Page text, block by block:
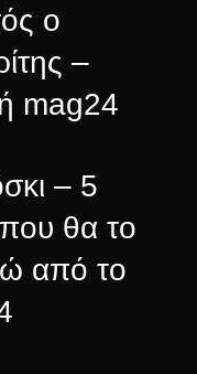
ο
–
mag24
– 5
θα το
από το